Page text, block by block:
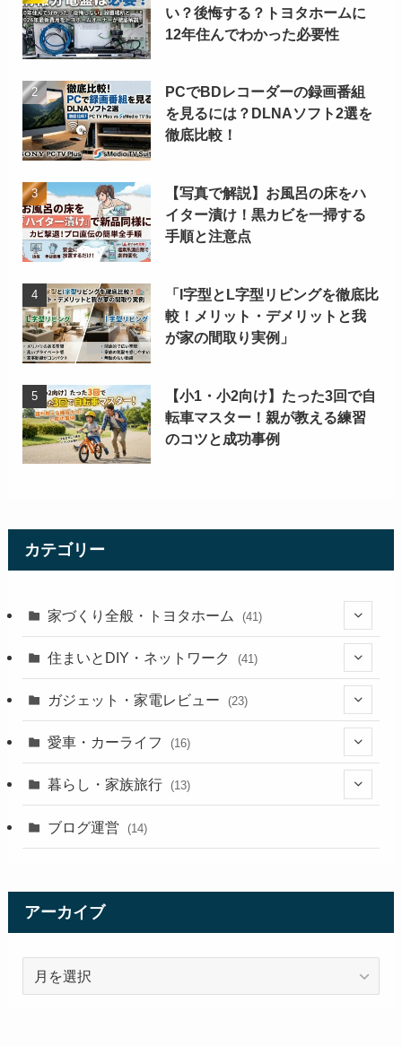
い？後悔する？トヨタホームに
12年住んでわかった必要性
PCでBDレコーダーの録画番組
を見るには？DLNAソフト2選を
徹底比較！
【写真で解説】お風呂の床をハ
イター漬け！黒カビを一掃する
手順と注意点
「I字型とL字型リビングを徹底比
較！メリット・デメリットと我
が家の間取り実例」
【小1・小2向け】たった3回で自
転車マスター！親が教える練習
のコツと成功事例
カテゴリー
家づくり全般・トヨタホーム (41)
(3)
(11)
住まいとDIY・ネットワーク (41)
(5)
(5)
(5)
(3)
ガジェット・家電レビュー (23)
愛車・カーライフ (16)
(15)
(1)
暮らし・家族旅行 (13)
(3)
ブログ運営 (14)
アーカイブ